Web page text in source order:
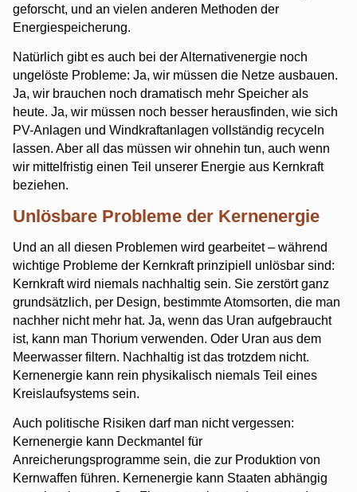
geforscht, und an vielen anderen Methoden der
Energiespeicherung.
Natürlich gibt es auch bei der Alternativenergie noch
ungelöste Probleme: Ja, wir müssen die Netze ausbauen.
Ja, wir brauchen noch dramatisch mehr Speicher als
heute. Ja, wir müssen noch besser herausfinden, wie sich
PV-Anlagen und Windkraftanlagen vollständig recyceln
lassen. Aber all das müssen wir ohnehin tun, auch wenn
wir mittelfristig einen Teil unserer Energie aus Kernkraft
beziehen.
Unlösbare Probleme der Kernenergie
Und an all diesen Problemen wird gearbeitet – während
wichtige Probleme der Kernkraft prinzipiell unlösbar sind:
Kernkraft wird niemals nachhaltig sein. Sie zerstört ganz
grundsätzlich, per Design, bestimmte Atomsorten, die man
nachher nicht mehr hat. Ja, wenn das Uran aufgebraucht
ist, kann man Thorium verwenden. Oder Uran aus dem
Meerwasser filtern. Nachhaltig ist das trotzdem nicht.
Kernenergie kann rein physikalisch niemals Teil eines
Kreislaufsystems sein.
Auch politische Risiken darf man nicht vergessen:
Kernenergie kann Deckmantel für
Anreicherungsprogramme sein, die zur Produktion von
Kernwaffen führen. Kernenergie kann Staaten abhängig